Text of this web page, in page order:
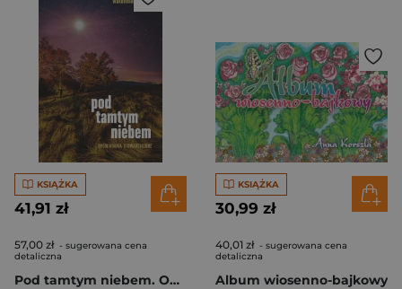
KSIĄŻKA
41,91 zł
57,00 zł - sugerowana cena
detaliczna
Pod tamtym niebem. Opowiadania stowarzyszone
KSIĄŻKA
30,99 zł
40,01 zł - sugerowana cena
detaliczna
Album wiosenno-bajkowy